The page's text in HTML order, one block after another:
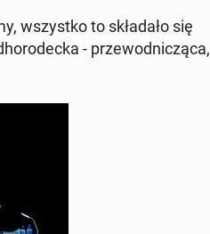
wszyst­ko to skła­da­ło się
- prze­wod­ni­czą­ca,